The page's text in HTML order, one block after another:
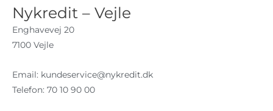
Nykredit – Vejle
Enghavevej 20
7100 Vejle
Email: kundeservice@nykredit.dk
Telefon: 70 10 90 00